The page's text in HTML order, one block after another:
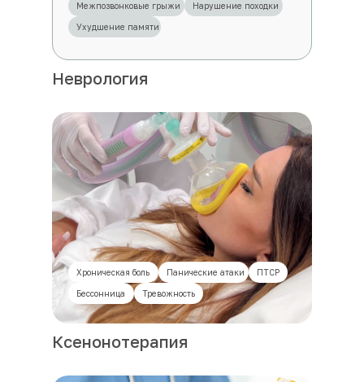
Межпозвонковые грыжи Нарушение походки
Ухудшение памяти
Неврология
Хроническая боль Панические атаки ПТСР
Бессонница Тревожность
Ксенонотерапия